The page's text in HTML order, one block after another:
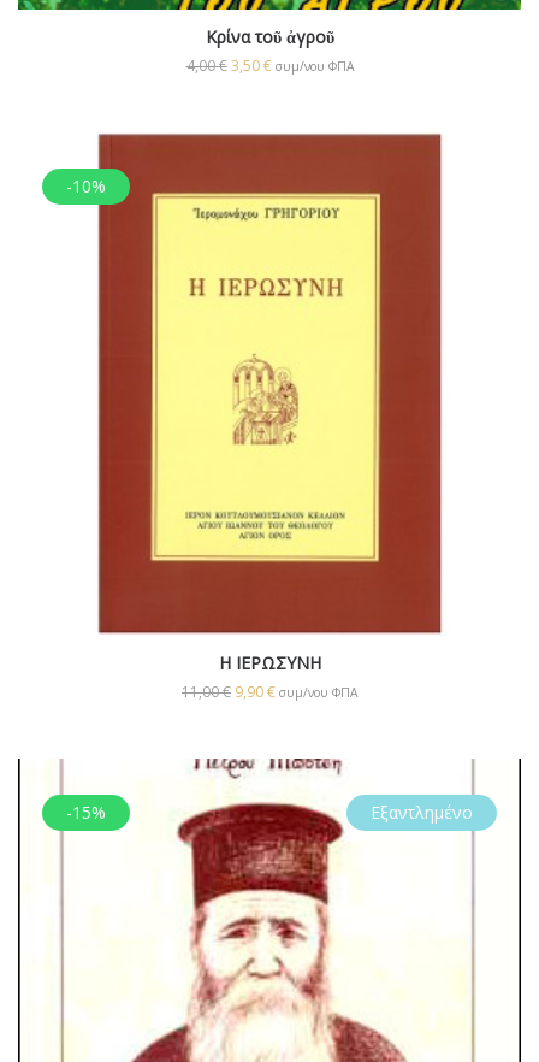
Κρίνα τοῦ ἀγροῦ
4,00€ 3,50€ συμ/νου ΦΠΑ
-10%
Η ΙΕΡΩΣΥΝΗ
11,00€ 9,90€ συμ/νου ΦΠΑ
-15% Εξαντλημένο